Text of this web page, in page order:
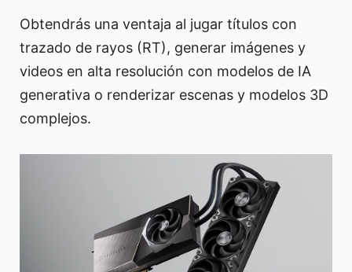
Obtendrás una ventaja al jugar títulos con
trazado de rayos (RT), generar imágenes y
videos en alta resolución con modelos de IA
generativa o renderizar escenas y modelos 3D
complejos.